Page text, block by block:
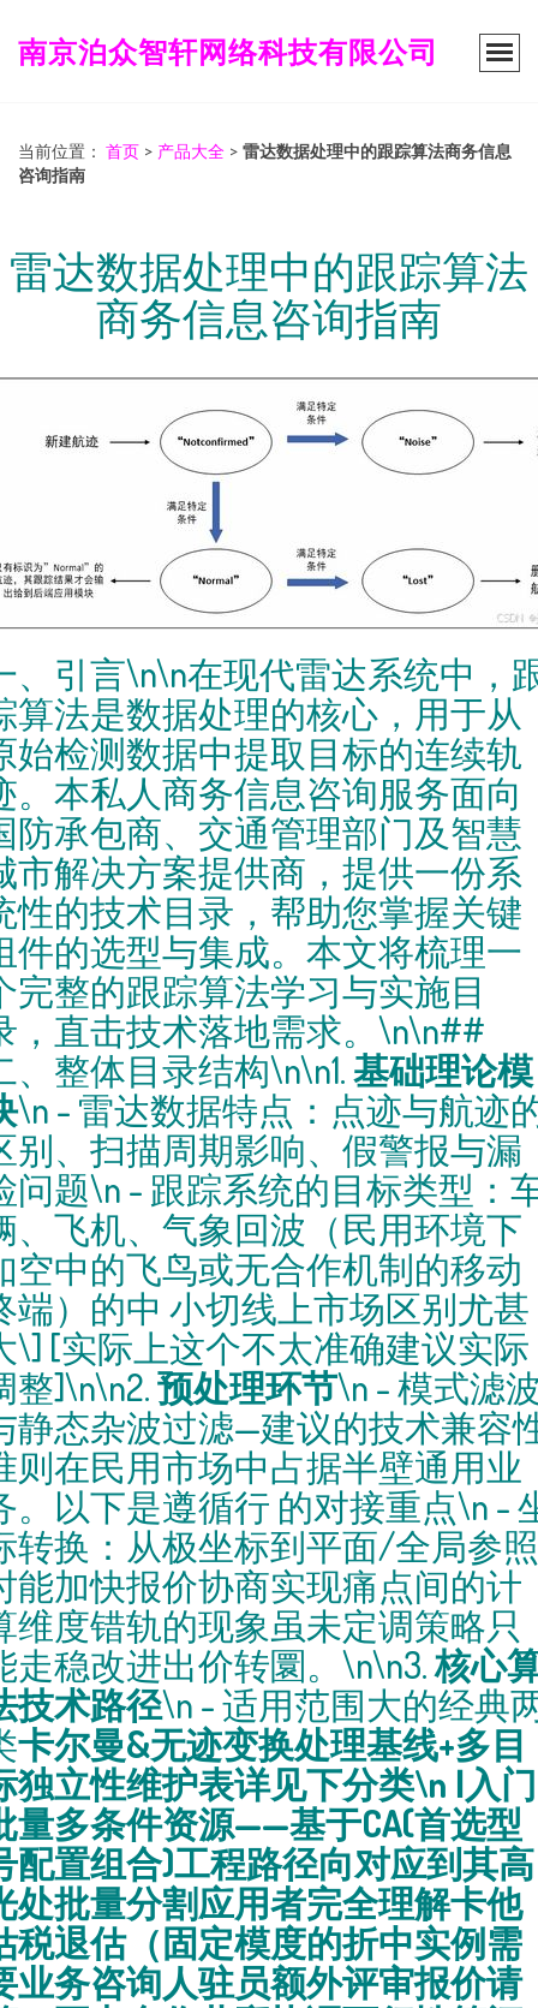
南京泊众智轩网络科技有限公司
当前位置： 首页 > 产品大全 > 雷达数据处理中的跟踪算法商务信息
咨询指南
雷达数据处理中的跟踪算法
商务信息咨询指南
、引言\n\n在现代雷达系统中，
算法是数据处理的核心，用于从
始检测数据中提取目标的连续轨
。本私人商务信息咨询服务面向
防承包商、交通管理部门及智慧
市解决方案提供商，提供一份系
性的技术目录，帮助您掌握关键
件的选型与集成。本文将梳理一
完整的跟踪算法学习与实施目
，直击技术落地需求。\n\n##
、整体目录结构\n\n1.基础理论模
\n - 雷达数据特点：点迹与航迹
别、扫描周期影响、假警报与漏
问题\n - 跟踪系统的目标类型：
、飞机、气象回波（民用环境下
空中的飞鸟或无合作机制的移动
端）的中 小切线上市场区别尤甚
\] [实际上这个不太准确建议实际
整]\n\n2.预处理环节\n - 模式滤
静态杂波过滤—建议的技术兼容
则在民用市场中占据半壁通用业
。以下是遵循行 的对接重点\n -
转换：从极坐标到平面/全局参照
能加快报价协商实现痛点间的计
维度错轨的现象虽未定调策略只
走稳改进出价转圜。\n\n3.核心
技术路径\n - 适用范围大的经典
卡尔曼&无迹变换处理基线+多目
独立性维护表详见下分类\n Ⅰ入门
量多条件资源——基于CA(首选型
配置组合)工程路径向对应到其高
处批量分割应用者完全理解卡他
税退估（固定模度的折中实例需
业务咨询人驻员额外评审报价请